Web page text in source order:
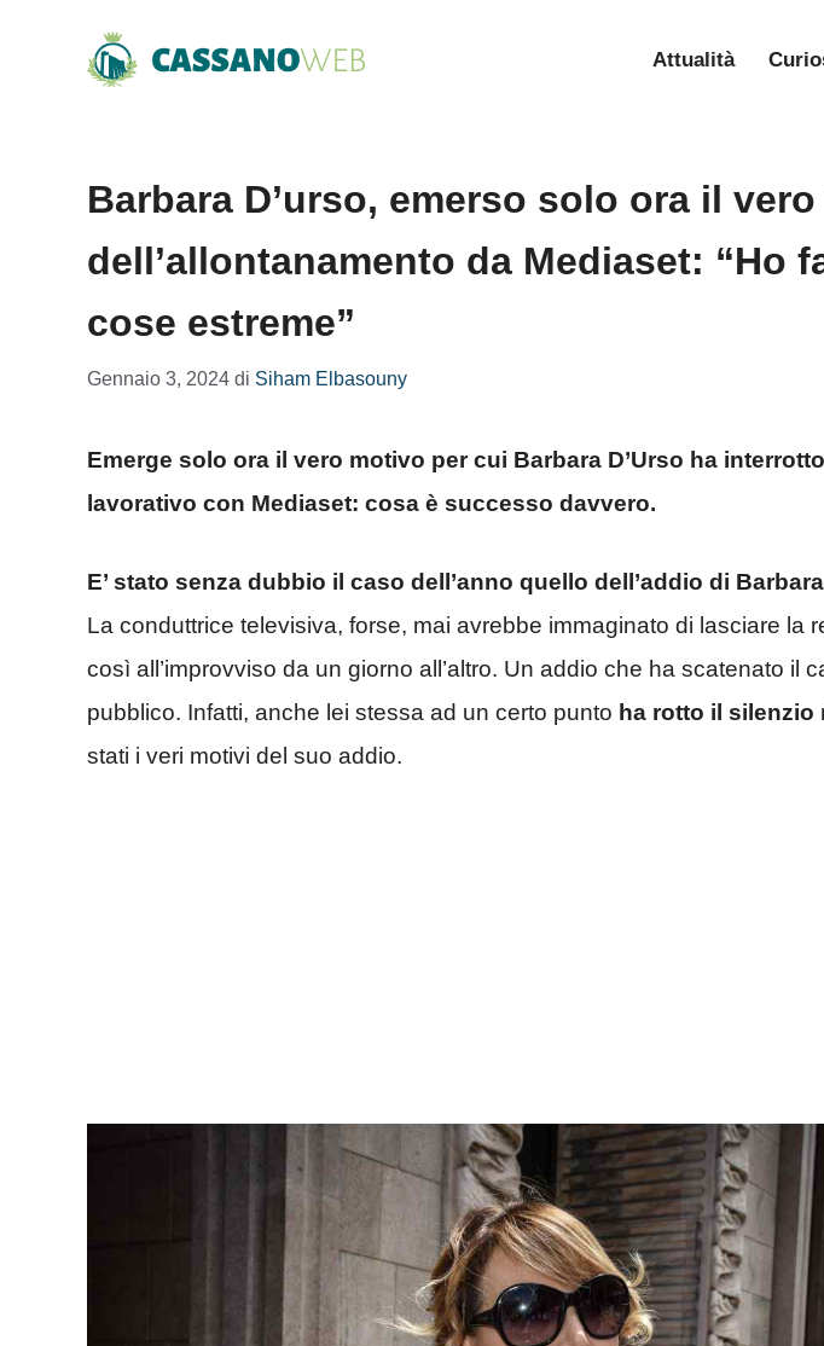
Attualità
Barbara D’urso, emerso solo ora il
dell’allontanamento da Mediaset: “Ho
cose estreme”
Gennaio 3, 2024 di Siham Elbasouny
Emerge solo ora il vero motivo per cui Barbara D’Urso ha
lavorativo con Mediaset: cosa è successo davvero.
E’ stato senza dubbio il caso dell’anno quello dell’addio di
La conduttrice televisiva, forse, mai avrebbe immaginato di lasciare la
così all’improvviso da un giorno all’altro. Un addio che ha scatenato il
pubblico. Infatti, anche lei stessa ad un certo punto ha rotto il silenzio
stati i veri motivi del suo addio.